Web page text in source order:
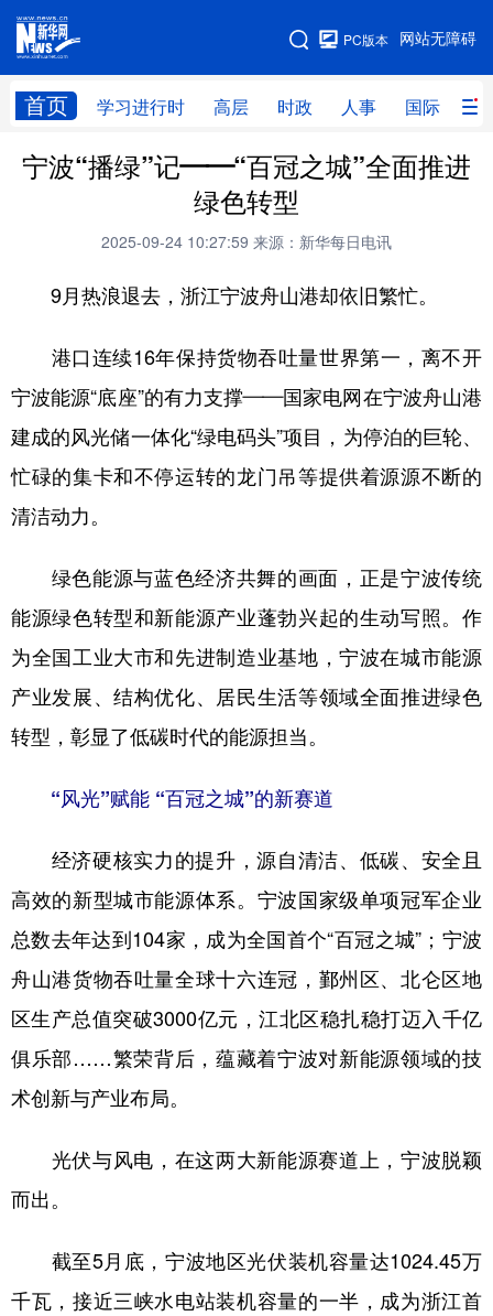
网站无障碍
PC版本
首页 学习进行时 高层 时政 人事 国际 财
网站地图
学习进行时 高层 时政 人事
财经 网评
科技 科创 量子 体育
文化 书画 健康 军事
访谈 视频 图片 政务
法律 中央文件 金融 汽车
食品 人居 信息化 数字经济
城市 旅游 能源 会展
彩票 娱乐 时尚 悦读
地方频道
北京 天津 河北 山西
辽宁 吉林 上海 江苏
浙江 安徽 福建 江西
山东 河南 湖北 湖南
多语种频道
English Español Français عربى
宁波“播绿”记——“百冠之城”全面推进
绿色转型
2025-09-24 10:27:59 来源：新华每日电讯
9月热浪退去，浙江宁波舟山港却依旧繁忙。
港口连续16年保持货物吞吐量世界第一，离不开
宁波能源“底座”的有力支撑——国家电网在宁波舟山港
建成的风光储一体化“绿电码头”项目，为停泊的巨轮、
忙碌的集卡和不停运转的龙门吊等提供着源源不断的
清洁动力。
绿色能源与蓝色经济共舞的画面，正是宁波传统
能源绿色转型和新能源产业蓬勃兴起的生动写照。作
为全国工业大市和先进制造业基地，宁波在城市能源
产业发展、结构优化、居民生活等领域全面推进绿色
转型，彰显了低碳时代的能源担当。
“风光”赋能 “百冠之城”的新赛道
经济硬核实力的提升，源自清洁、低碳、安全且
高效的新型城市能源体系。宁波国家级单项冠军企业
总数去年达到104家，成为全国首个“百冠之城”；宁波
舟山港货物吞吐量全球十六连冠，鄞州区、北仑区地
区生产总值突破3000亿元，江北区稳扎稳打迈入千亿
俱乐部……繁荣背后，蕴藏着宁波对新能源领域的技
术创新与产业布局。
光伏与风电，在这两大新能源赛道上，宁波脱颖
而出。
截至5月底，宁波地区光伏装机容量达1024.45万
千瓦，接近三峡水电站装机容量的一半，成为浙江首